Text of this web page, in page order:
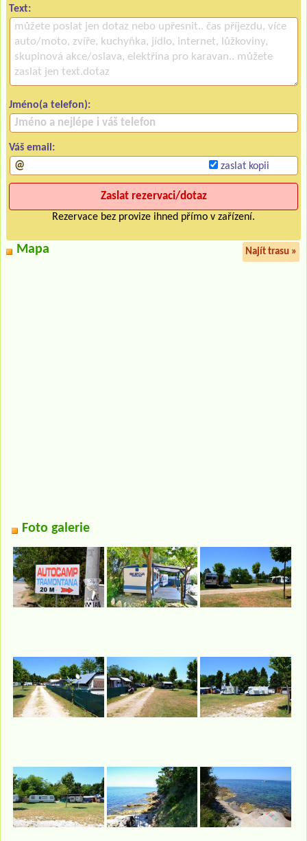
Text:
Jméno(a telefon):
Váš email:
zaslat kopii
Rezervace bez provize ihned přímo v zařízení.
Mapa Najít trasu »
Foto galerie